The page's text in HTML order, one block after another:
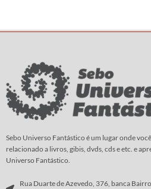
Sebo Universo Fantástico é um lugar onde
relacionado a livros, gibis, dvds, cds e etc. e
Universo Fantástico.
Rua Duarte de Azevedo, 376, banca Bairro